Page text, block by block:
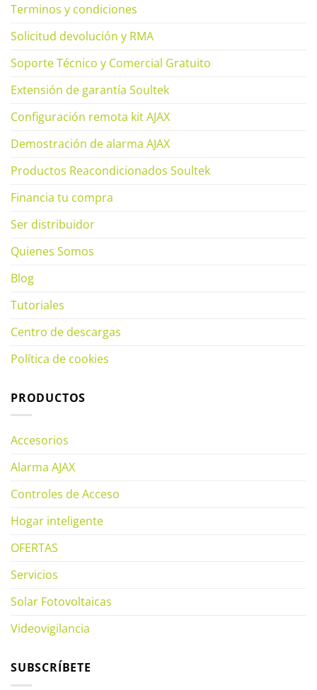
Terminos y condiciones
Solicitud devolución y RMA
Soporte Técnico y Comercial Gratuito
Extensión de garantía Soultek
Configuración remota kit AJAX
Demostración de alarma AJAX
Productos Reacondicionados Soultek
Financia tu compra
Ser distribuidor
Quienes Somos
Blog
Tutoriales
Centro de descargas
Política de cookies
PRODUCTOS
Accesorios
Alarma AJAX
Controles de Acceso
Hogar inteligente
OFERTAS
Servicios
Solar Fotovoltaicas
Videovigilancia
SUBSCRÍBETE